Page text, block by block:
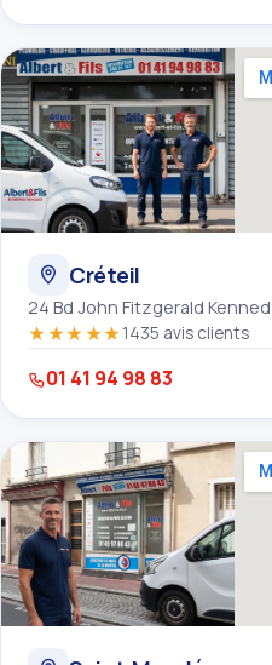
Créteil
24 Bd John Fitzgerald
★★★★★1435 avis clients
01 41 94 98 83